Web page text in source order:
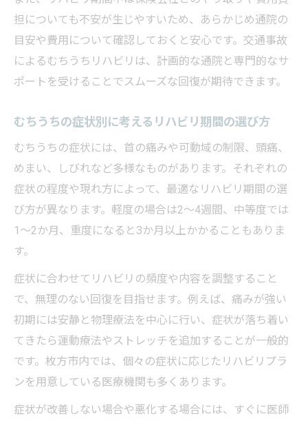
担についても不安が生じやすいため、あらかじめ通院の
目安や費用について確認しておくと安心です。交通事故
によるむちうちリハビリは、計画的な通院と専門的なサ
ポートを受けることでスムーズな回復が期待できます。
むちうちの症状別に考えるリハビリ期間の選び方
むちうちの症状には、首の痛みや可動域の制限、頭痛、
めまい、しびれなど多様なものがあります。それぞれの
症状の程度や現れ方によって、最適なリハビリ期間の選
び方が異なります。軽度の場合は2〜4週間、中等度では
1〜2か月、重度になると3か月以上かかることもありま
す。
症状に合わせてリハビリの頻度や内容を調整すること
で、無理のない回復を目指せます。例えば、痛みが強い
初期には安静と物理療法を中心に行い、症状が落ち着い
てきたら運動療法やストレッチを追加することが一般的
です。枚方市内では、個々の症状に応じたリハビリプラ
ンを用意している医療機関も多くあります。
症状が改善しない場合や悪化する場合には、すぐに医師